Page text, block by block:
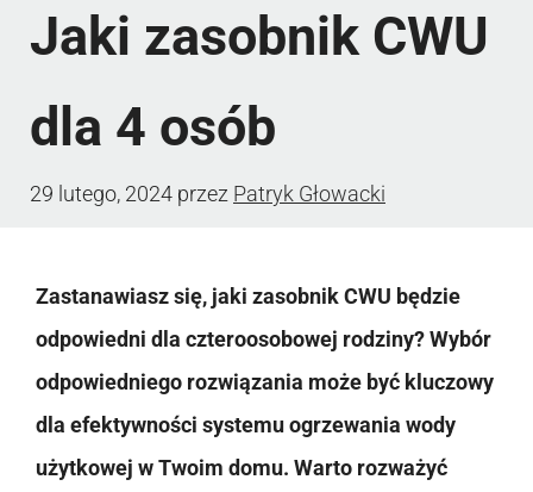
Jaki zasobnik CWU
dla 4 osób
29 lutego, 2024 przez Patryk Głowacki
Zastanawiasz się, jaki zasobnik CWU będzie
odpowiedni dla czteroosobowej rodziny? Wybór
odpowiedniego rozwiązania może być kluczowy
dla efektywności systemu ogrzewania wody
użytkowej w Twoim domu. Warto rozważyć